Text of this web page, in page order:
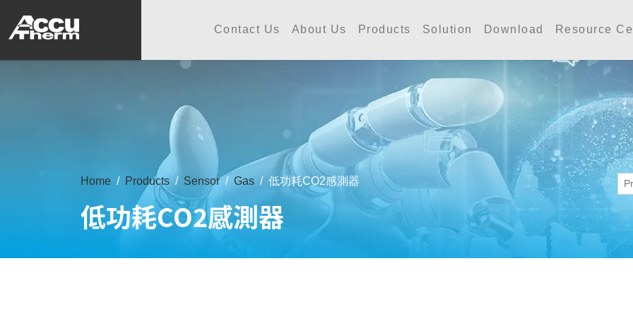
志禾工業股份有限公司 - 志禾工業 |
Contact Us About Us Products Solution Download Resource
Home Products Sensor Gas 低功耗CO2感測器
低功耗CO2感測器